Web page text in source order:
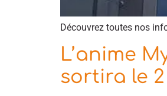
Découvrez toutes nos
L’anime
sortira le